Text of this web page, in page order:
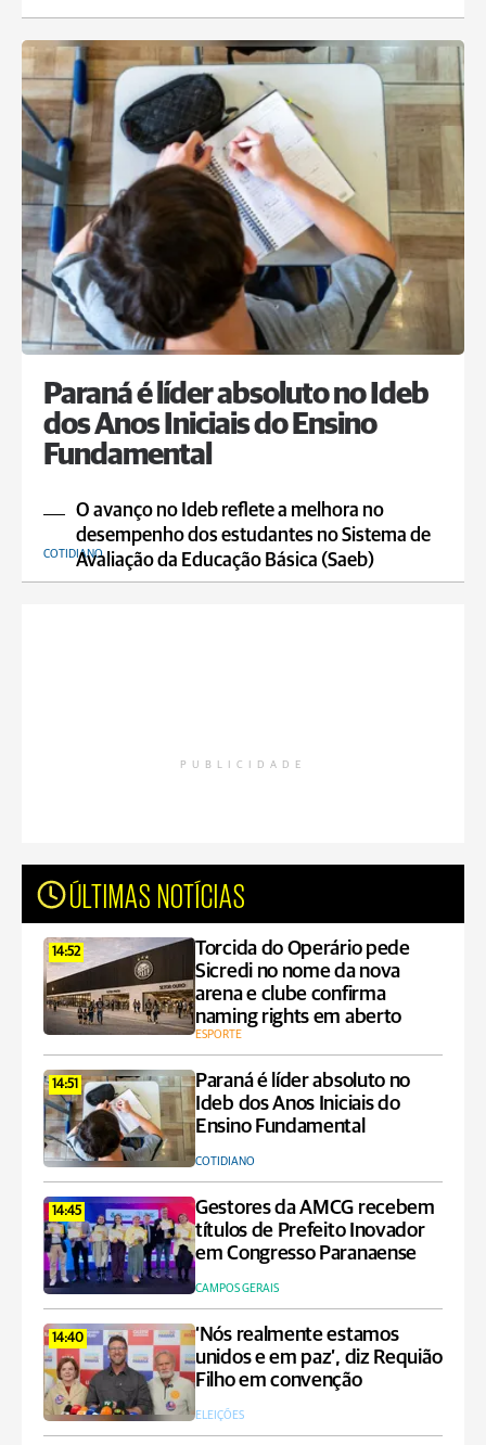
Paraná é líder absoluto no Ideb
dos Anos Iniciais do Ensino
Fundamental
O avanço no Ideb reflete a melhora no
desempenho dos estudantes no Sistema de
Avaliação da Educação Básica (Saeb)
COTIDIANO
PUBLICIDADE
ÚLTIMAS NOTÍCIAS
14:52
Torcida do Operário pede
Sicredi no nome da nova
arena e clube confirma
naming rights em aberto
ESPORTE
14:51
Paraná é líder absoluto no
Ideb dos Anos Iniciais do
Ensino Fundamental
COTIDIANO
14:45
Gestores da AMCG recebem
títulos de Prefeito Inovador
em Congresso Paranaense
CAMPOS GERAIS
14:40
‘Nós realmente estamos
unidos e em paz’, diz Requião
Filho em convenção
ELEIÇÕES